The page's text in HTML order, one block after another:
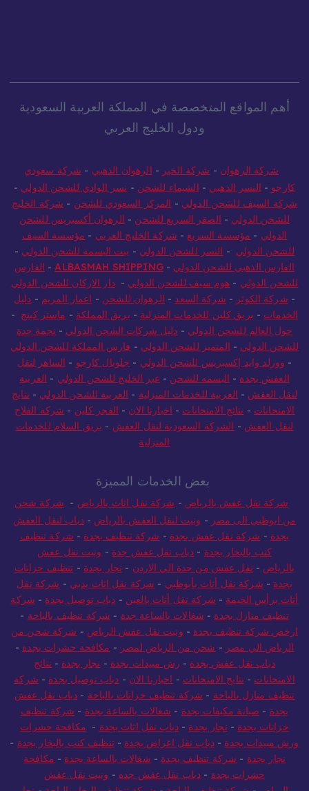
أهم المواقع المتخصصة في المملكة العربية السعودية
ودول الخليج العربي
شركة الرهوان -شركة الخير-الرهوان الذهبي-شركة سعودي
كارجو-النسر الذهبي-الشيماء للشحن -نسر الوادي للشحن الدولي-
شركة السيف للشحن الدولي -المركز السعودي للشحن -شركة الخليج
للشحن الدولي-الصقر السريع للشحن -الرهوان أكسبريس للشحن
الدولي-مؤسسة السريع - شركة الخليج العربي- مؤسسة السيف
للشحن الدولي-النسر للشحن الدولي -بيت البسمة للشحن الدولي-
الفارس الذهبي للشحن الدولي-
ALBASMAH SHIPPING
-الفارس
للشحن الدولي-هوم سيف للشحن الدولي-دار الاركان للشحن الدولي
-شركة الكوثر-شركة السعد-الرهوان للشحن -اعمار المريم -دليل
الخدمات- بريق كلين للخدمات المنزلية- بريق المملكة-ماستر كينج -
حول العالم للشحن الدولي -دليل شركات الشحن الدولي-نجمة جدة
للشحن الدولي-المتميز للشحن الدولي -فارس المملكة للشحن الدولي
- وورلد وايد إكسبريس للشحن الدولي-جلوبال كارجو- الساهر لنقل
العفش بجدة-البسمه للشحن -عبر الخليج للشحن الدولي- العربية
لنقل العفش -العربية للخدمات المنزلية- العربية للشحن الدولي-نتايج
الامتحانات -نتائج الامتحانات- اخبارنا الان - الفجر كلين - شركة الفلاح
لنقل العفش -الشركة السعودية لنقل العفش -بريق السلام للخدمات
المنزلية
بعض الخدمات المميزة
شركة نقل عفش بالرياض -شركة نقل اثاث بالرياض - شركة شحن
من ابوظبي الى مصر-ونيت لنقل العفش بالرياض -دباب لنقل العفش
بجدة -شركة نقل عفش بجدة -شركة تنظيف بجدة- شركة تنظيف
كنب بالبخار بجدة-دباب نقل عفش جدة-ونيت نقل عفش
بالرياض -نقل عفش من جدة الي الاردن - نجار بجدة-تنظيف خزانات
بجدة-شركة نقل أثاث بأبوظبي-شركة نقل اثاث بدبي-شركة نقل
أثاث برأس الخيمة-شركة نقل أثاث بالعين -دباب توصيل بجدة- شركة
تنظيف منازل بجدة-شغالات بالساعة جدة- شركة تنظيف بالباحة-
ارخص شركة تنظيف بجدة-ونيت نقل عفش الرياض -شركة شحن من
الرياض الي مصر-شحن من الرياض لمصر-مكافحة حشرات بجدة-
دباب نقل عفش بجدة- رش مبيدات بجدة-نجار بجدة-نتائج
الامتحانات-نتايج الامتحانات -اخبارنا الان -دباب توصيل بجدة-شركة
تنظيف منازل بالباحة-شركة تنظيف خزانات بالباحة-دباب نقل عفش
بجدة- صيانة مكيفات بجدة-شغالات بالساعة بجدة-شركة تنظيف
خزانات بجدة-نجار بجدة- دباب نقل اثاث بجدة-مكافحة حشرات
ورش مبيدات بجدة-دباب نقل اغراض بجدة-تنظيف كنب بالبخار بجدة-
نجار بجدة-شركة تنظيف بجدة-شغالات بالساعة بجدة-مكافحة
حشرات بجدة-دباب نقل عفش جده -ونيت نقل عفش